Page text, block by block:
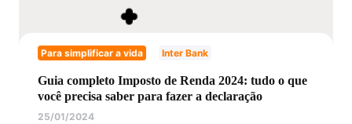
Para simplificar a vida Inter Bank
Guia completo Imposto de Renda 2024: tudo o que
você precisa saber para fazer a declaração
25/01/2024